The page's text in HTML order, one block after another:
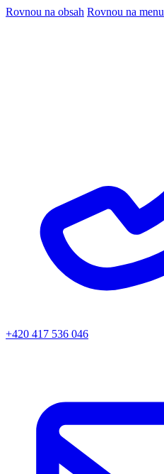
Rovnou na obsah Rovnou na menu
+420 417 536 046